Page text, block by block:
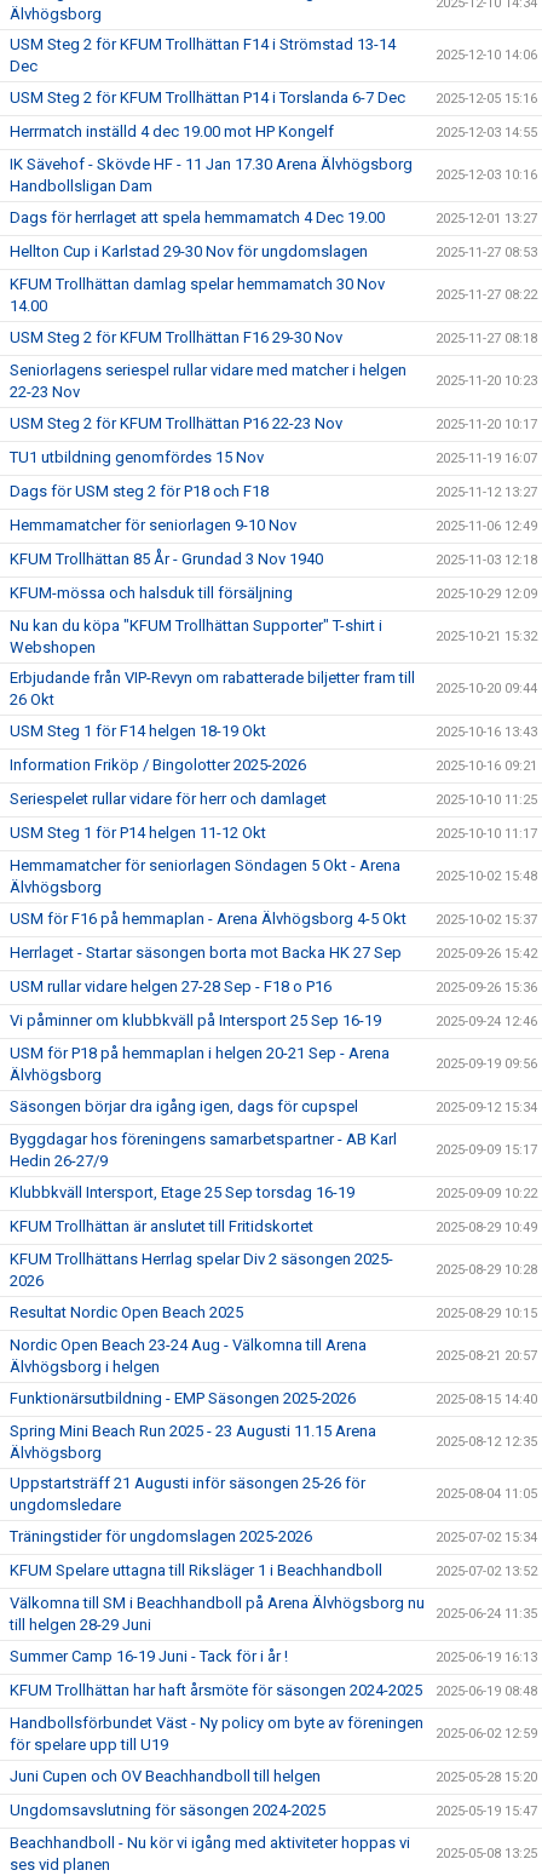
Älvhögsborg
2025-12-10 14:34
USM Steg 2 för KFUM Trollhättan F14 i Strömstad 13-14
Dec
2025-12-10 14:06
USM Steg 2 för KFUM Trollhättan P14 i Torslanda 6-7 Dec 2025-12-05 15:16
Herrmatch inställd 4 dec 19.00 mot HP Kongelf 2025-12-03 14:55
IK Sävehof - Skövde HF - 11 Jan 17.30 Arena Älvhögsborg
Handbollsligan Dam
2025-12-03 10:16
Dags för herrlaget att spela hemmamatch 4 Dec 19.00 2025-12-01 13:27
Hellton Cup i Karlstad 29-30 Nov för ungdomslagen 2025-11-27 08:53
KFUM Trollhättan damlag spelar hemmamatch 30 Nov
14.00
2025-11-27 08:22
USM Steg 2 för KFUM Trollhättan F16 29-30 Nov 2025-11-27 08:18
Seniorlagens seriespel rullar vidare med matcher i helgen
22-23 Nov
2025-11-20 10:23
USM Steg 2 för KFUM Trollhättan P16 22-23 Nov 2025-11-20 10:17
TU1 utbildning genomfördes 15 Nov 2025-11-19 16:07
Dags för USM steg 2 för P18 och F18 2025-11-12 13:27
Hemmamatcher för seniorlagen 9-10 Nov 2025-11-06 12:49
KFUM Trollhättan 85 År - Grundad 3 Nov 1940 2025-11-03 12:18
KFUM-mössa och halsduk till försäljning 2025-10-29 12:09
Nu kan du köpa "KFUM Trollhättan Supporter" T-shirt i
Webshopen
2025-10-21 15:32
Erbjudande från VIP-Revyn om rabatterade biljetter fram till
26 Okt
2025-10-20 09:44
USM Steg 1 för F14 helgen 18-19 Okt 2025-10-16 13:43
Information Friköp / Bingolotter 2025-2026 2025-10-16 09:21
Seriespelet rullar vidare för herr och damlaget 2025-10-10 11:25
USM Steg 1 för P14 helgen 11-12 Okt 2025-10-10 11:17
Hemmamatcher för seniorlagen Söndagen 5 Okt - Arena
Älvhögsborg
2025-10-02 15:48
USM för F16 på hemmaplan - Arena Älvhögsborg 4-5 Okt 2025-10-02 15:37
Herrlaget - Startar säsongen borta mot Backa HK 27 Sep 2025-09-26 15:42
USM rullar vidare helgen 27-28 Sep - F18 o P16 2025-09-26 15:36
Vi påminner om klubbkväll på Intersport 25 Sep 16-19 2025-09-24 12:46
USM för P18 på hemmaplan i helgen 20-21 Sep - Arena
Älvhögsborg
2025-09-19 09:56
Säsongen börjar dra igång igen, dags för cupspel 2025-09-12 15:34
Byggdagar hos föreningens samarbetspartner - AB Karl
Hedin 26-27/9
2025-09-09 15:17
Klubbkväll Intersport, Etage 25 Sep torsdag 16-19 2025-09-09 10:22
KFUM Trollhättan är anslutet till Fritidskortet 2025-08-29 10:49
KFUM Trollhättans Herrlag spelar Div 2 säsongen 2025-
2026
2025-08-29 10:28
Resultat Nordic Open Beach 2025 2025-08-29 10:15
Nordic Open Beach 23-24 Aug - Välkomna till Arena
Älvhögsborg i helgen
2025-08-21 20:57
Funktionärsutbildning - EMP Säsongen 2025-2026 2025-08-15 14:40
Spring Mini Beach Run 2025 - 23 Augusti 11.15 Arena
Älvhögsborg
2025-08-12 12:35
Uppstartsträff 21 Augusti inför säsongen 25-26 för
ungdomsledare
2025-08-04 11:05
Träningstider för ungdomslagen 2025-2026 2025-07-02 15:34
KFUM Spelare uttagna till Riksläger 1 i Beachhandboll 2025-07-02 13:52
Välkomna till SM i Beachhandboll på Arena Älvhögsborg nu
till helgen 28-29 Juni
2025-06-24 11:35
Summer Camp 16-19 Juni - Tack för i år ! 2025-06-19 16:13
KFUM Trollhättan har haft årsmöte för säsongen 2024-2025 2025-06-19 08:48
Handbollsförbundet Väst - Ny policy om byte av föreningen
för spelare upp till U19
2025-06-02 12:59
Juni Cupen och OV Beachhandboll till helgen 2025-05-28 15:20
Ungdomsavslutning för säsongen 2024-2025 2025-05-19 15:47
Beachhandboll - Nu kör vi igång med aktiviteter hoppas vi
ses vid planen
2025-05-08 13:25